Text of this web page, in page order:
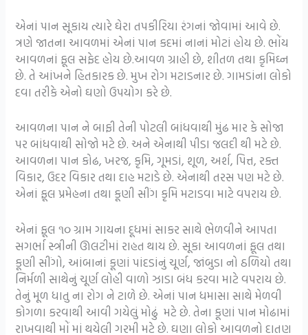
એનાં પાન સૂકાય ત્યારે ઘેરા તપકીરિયા રંગનાં જોવામાં આવે છે.
ત્રણે જાતના આવળમાં એનાં પાન કદમાં નાનાં મોટાં હોય છે. ભોંય
આવળનાં ફૂલ સફેદ હોય છે.આવળ ગ્રાહી છે, શીતળ તથા કૃમિઘ્ન
છે. તે આંખને હિતકારક છે. મુખ રોગ મટાડનાર છે. ગામડાંના લોકો
દવા તરીકે એનો ઘણો ઉપયોગ કરે છે.
આવળના પાન ને બાફી તેની પોટલી બાંધવાથી મુંઢ માર કે સોજા
પર બાંધવાથી સોજો મટે છે. અને એનાથી પીડા જલદી થી મટે છે.
આવળના પાન કોઢ, ખરજ, કૃમિ, ગૂમડાં, શૂળ, અર્શ, પિત્ત, રક્ત
વિકાર, ઉદર વિકાર તથા દાહ મટાડે છે. એનાથી તરસ પણ મટે છે.
એનાં ફૂલ પ્રમેહના તથા કૂણી સીંગ કૃમિ મટાડવા માટે વપરાય છે.
એનાં ફૂલ ૧૦ ગ્રામ ગાયના દૂધમાં સાકર સાથે ભેળવીને આપતા
સગર્ભા સ્ત્રીની ઊલટીમાં રાહત થાય છે. સૂકા આવળનાં ફૂલ તથા
કૂણી સીંગો, આંબાનાં કૂણાં પાંદડાંનું ચૂર્ણ, જાંબુડા નો ઠળિયો તથા
નિર્મળી સાથેનું ચૂર્ણ લોહી વાળો ઝાડા બંધ કરવા માટે વપરાય છે.
તેનું મૂળ ધાતુ ના રોગ ને ટાળે છે. એનાં પાન ધમાસા સાથે મેળવી
કોગળા કરવાથી આવી ગયેલું મોઢું મટે છે. તેના કૂણાં પાન મોઢામાં
રાખવાથી મોં માં થયેલી ગરમી મટે છે. ઘણા લોકો આવળનો દાતણ